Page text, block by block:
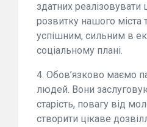
здатних реалізовувати
розвитку нашого міста
успішним, сильним в
соціальному плані.
4. Обов’язково маємо
людей. Вони
старість, повагу від
створити цікаве